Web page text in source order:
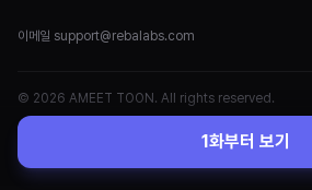
1화부터 보기
이메일 support@rebalabs.com
© 2026 AMEET TOON. All rights reserved.